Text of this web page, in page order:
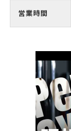
営業時間